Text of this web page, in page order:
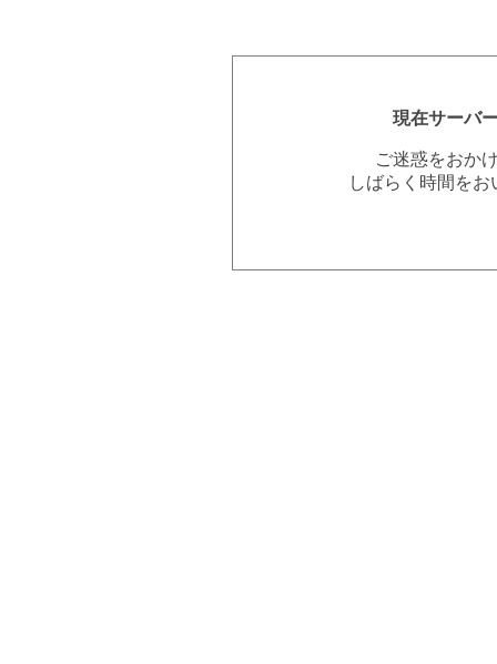
現在サーバ
ご迷惑をおか
しばらく時間を